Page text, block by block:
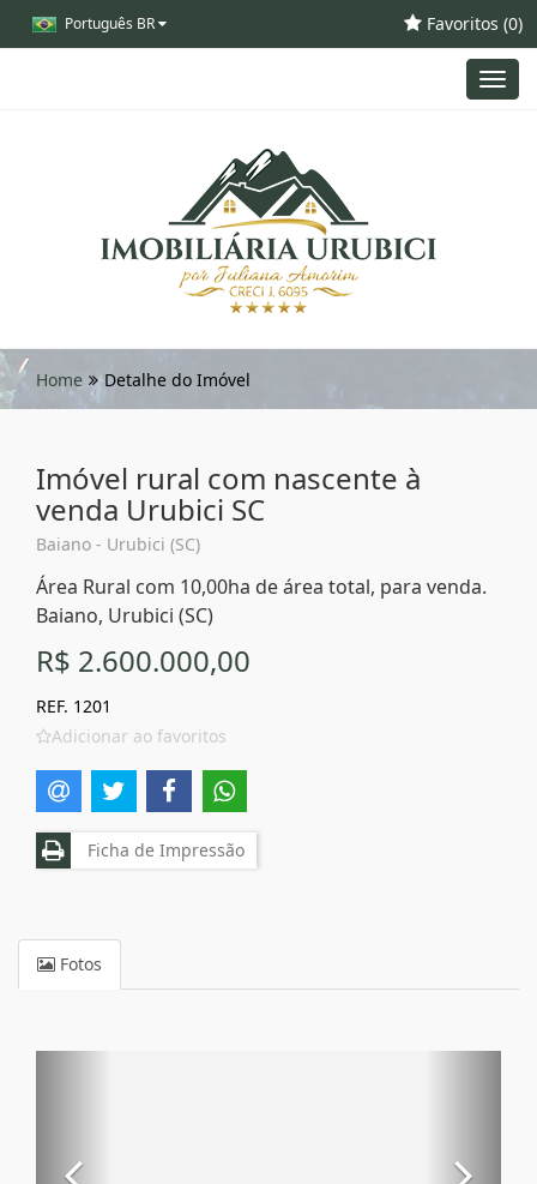
Português BR Favoritos (0)
Home Detalhe do Imóvel
Imóvel rural com nascente à
venda Urubici SC
Baiano - Urubici (SC)
Área Rural com 10,00ha de área total, para venda.
Baiano, Urubici (SC)
R$ 2.600.000,00
REF. 1201
Adicionar ao favoritos
Ficha de Impressão
Fotos